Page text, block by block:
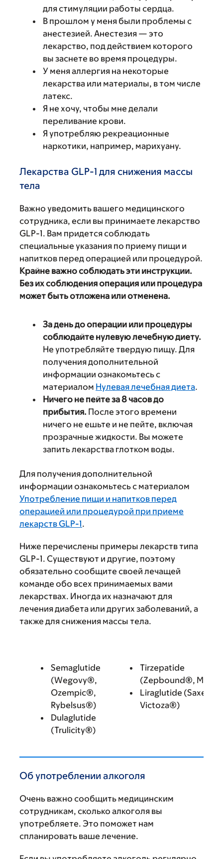
для стимуляции работы сердца.
В прошлом у меня были проблемы с
анестезией. Анестезия — это
лекарство, под действием которого
вы заснете во время процедуры.
У меня аллергия на некоторые
лекарства или материалы, в том числе
латекс.
Я не хочу, чтобы мне делали
переливание крови.
Я употребляю рекреационные
наркотики, например, марихуану.
Лекарства GLP-1 для снижения массы
тела
Важно уведомить вашего медицинского
сотрудника, если вы принимаете лекарство
GLP-1. Вам придется соблюдать
специальные указания по приему пищи и
напитков перед операцией или процедурой.
Крайне важно соблюдать эти инструкции.
Без их соблюдения операция или процедура
может быть отложена или отменена.
За день до операции или процедуры
соблюдайте нулевую лечебную диету.
Не употребляйте твердую пищу. Для
получения дополнительной
информации ознакомьтесь с
материалом Нулевая лечебная диета.
Ничего не пейте за 8 часов до
прибытия. После этого времени
ничего не ешьте и не пейте, включая
прозрачные жидкости. Вы можете
запить лекарства глотком воды.
Для получения дополнительной
информации ознакомьтесь с материалом
Употребление пищи и напитков перед
операцией или процедурой при приеме
лекарств GLP-1.
Ниже перечислены примеры лекарств типа
GLP-1. Существуют и другие, поэтому
обязательно сообщите своей лечащей
команде обо всех принимаемых вами
лекарствах. Иногда их назначают для
лечения диабета или других заболеваний, а
также для снижения массы тела.
Semaglutide
(Wegovy®,
Ozempic®,
Rybelsus®)
Dulaglutide
(Trulicity®)
Tirzepatide
(Zepbound®,
Liraglutide
Victoza®)
Об употреблении алкоголя
Очень важно сообщить медицинским
сотрудникам, сколько алкоголя вы
употребляете. Это поможет нам
спланировать ваше лечение.